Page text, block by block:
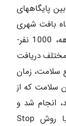
از بین پایگاههای
بافت شهری
قم انجام شد. در یک مقطع زمانی 3 ماهه، 1000 نفر-
دریافت
سلامت، زمان
نفر از مراقبین سلامت که از
انجام شد و
زمان سنجی خدمات و بارِکاری آنها با روش Stop